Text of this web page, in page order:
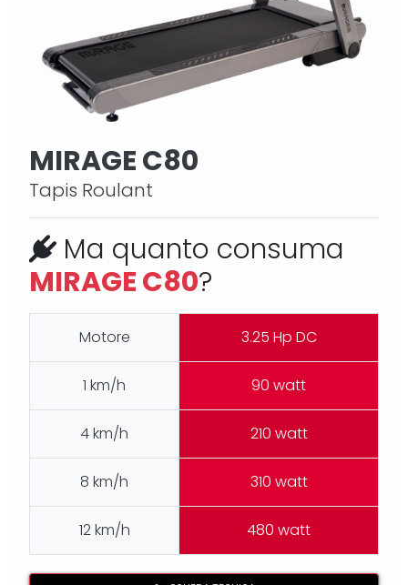
MIRAGE C80
Tapis Roulant
Ma quanto consuma
MIRAGE C80?
Motore 3.25 Hp DC
1 km/h 90 watt
4 km/h 210 watt
8 km/h 310 watt
12 km/h 480 watt